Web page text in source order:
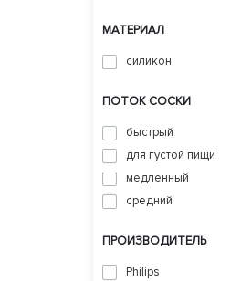
МАТЕРИАЛ
силикон
ПОТОК СОСКИ
быстрый
для густой пищи
медленный
средний
ПРОИЗВОДИТЕЛЬ
Philips